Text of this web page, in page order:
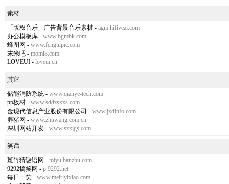
素材
「版权音乐」广告背景音乐素材 - agm.hifiveai.com
办公模板库 - www.bgmbk.com
蜂图网 - www.fengtupic.com
末米吧 - momi8.com
LOVEUI - loveui.cn
其它
储能消防系统 - www.qianye-tech.com
pp板材 - www.sddzsxxs.com
金现代信息产业股份有限公司 - www.jxdinfo.com
养猪网 - www.zhuwang.com.cn
深圳网站开发 - www.szxjgs.com
笑话
斑竹猜谜语网 - miyu.banzhu.com
9292搞笑网 - p.9292.net
每日一笑 - www.meiriyixiao.com